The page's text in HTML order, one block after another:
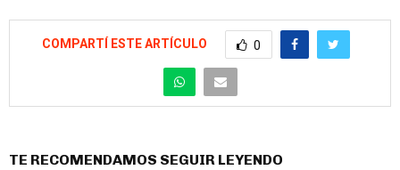
COMPARTÍ ESTE ARTÍCULO 0
TE RECOMENDAMOS SEGUIR LEYENDO